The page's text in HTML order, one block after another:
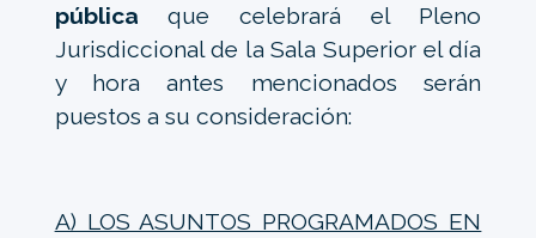
pública que celebrará el Pleno
Jurisdiccional de la Sala Superior el día
y hora antes mencionados serán
puestos a su consideración:
A) LOS ASUNTOS PROGRAMADOS EN